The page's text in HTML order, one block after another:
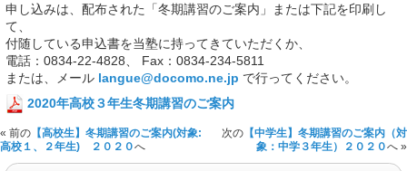
申し込みは、配布された「冬期講習のご案内」または下記を印刷し
て、
付随している申込書を当塾に持ってきていただくか、
電話：0834-22-4828、 Fax：0834-234-5811
または、メール langue@docomo.ne.jp で行ってください。
2020年高校３年生冬期講習のご案内
« 前の 【高校生】冬期講習のご案内(対象:
高校１、２年生) ２０２０へ
次の 【中学生】冬期講習のご案内（対
象：中学３年生）２０２０へ »